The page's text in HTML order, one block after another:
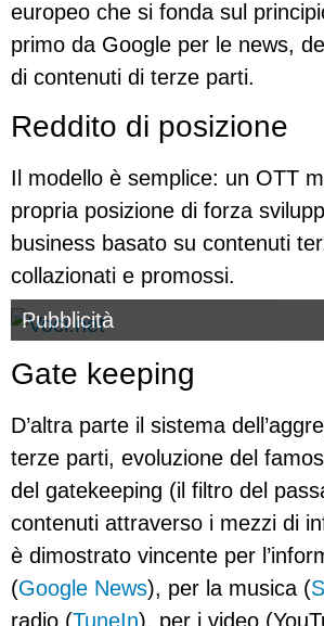
europeo che si fonda sul
primo da Google per le news,
di contenuti di terze parti.
Reddito di posizione
Il modello è semplice: un OTT
propria posizione di forza
business basato su contenuti
collazionati e promossi.
Pubblicità
Gate keeping
D’altra parte il sistema
terze parti, evoluzione del
del gatekeeping (il filtro del
contenuti attraverso i mezzi di
è dimostrato vincente per
(Google News), per la musica (
radio (TuneIn), per i video